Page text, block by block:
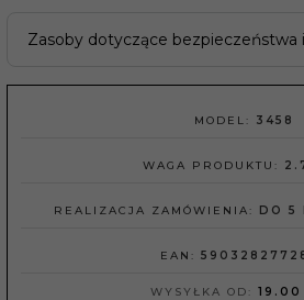
Zasoby dotyczące bezpieczeństwa
MODEL: 3458
WAGA PRODUKTU:
REALIZACJA ZAMÓWIENIA: DO 5
EAN:
WYSYŁKA OD: 19.00